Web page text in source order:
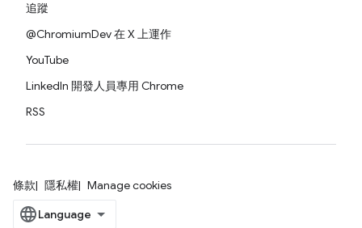
追蹤
@ChromiumDev 在 X 上運作
YouTube
LinkedIn 開發人員專用 Chrome
RSS
條款 隱私權 Manage cookies